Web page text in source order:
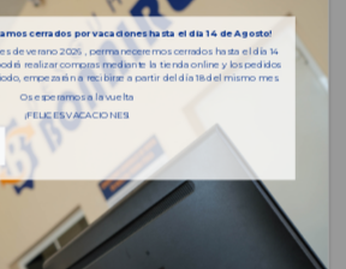
cerrados por vacaciones hasta el día 14 de Agosto!
de verano 2026 , permaneceremos cerrados hasta el día 14
realizar compras mediante la tienda online y los pedidos
empezarán a recibirse a partir del día 18 del mismo mes.
Os esperamos a la vuelta
¡FELICES VACACIONES!